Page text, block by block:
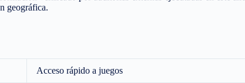
geográfica.
Acceso rápido a juegos